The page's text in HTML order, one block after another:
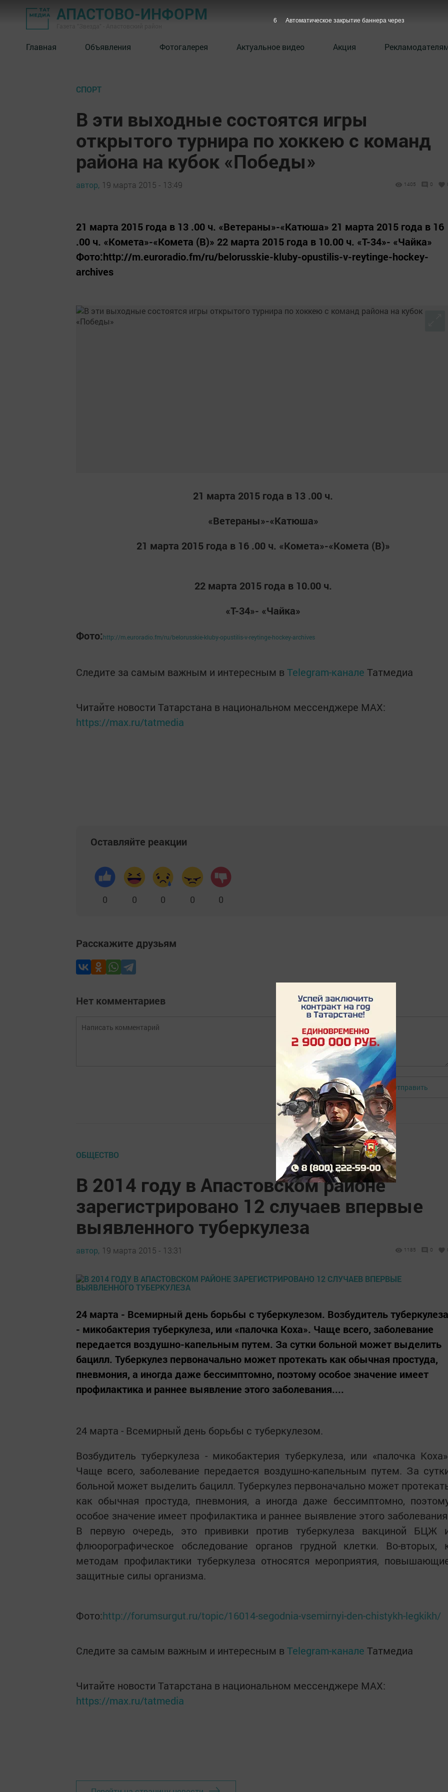
АПАСТОВО-ИНФОРМ
Главная Объявления Фотогалерея Актуальное видео Акция
СПОРТ
В эти выходные состоятся игры
открытого турнира по хоккею с команд
района на кубок «Победы»
автор, 19 марта 2015 - 13:49 1405 0
21 марта 2015 года в 13 .00 ч. «Ветераны»-«Катюша» 21 марта 2015 года в 16
.00 ч. «Комета»-«Комета (В)» 22 марта 2015 года в 10.00 ч. «Т-34»- «Чайка»
Фото:http://m.euroradio.fm/ru/belorusskie-kluby-opustilis-v-reytinge-hockey-
archives
21 марта 2015 года в 13 .00 ч.
«Ветераны»-«Катюша»
21 марта 2015 года в 16 .00 ч. «Комета»-«Комета (В)»
22 марта 2015 года в 10.00 ч.
«Т-34»- «Чайка»
Фото:http://m.euroradio.fm/ru/belorusskie-kluby-opustilis-v-reytinge-hockey-archives
Следите за самым важным и интересным в Telegram-канале Татмедиа
Читайте новости Татарстана в национальном мессенджере MАХ:
https://max.ru/tatmedia
Оставляйте реакции
0 0 0 0 0
Расскажите друзьям
Нет комментариев
Авторизоваться Отправить
ОБЩЕСТВО
В 2014 году в Апастовском районе
зарегистрировано 12 случаев впервые
выявленного туберкулеза
автор, 19 марта 2015 - 13:31 1185 0
24 марта - Всемирный день борьбы с туберкулезом. Возбудитель туберкулеза
- микобактерия туберкулеза, или «палочка Коха». Чаще всего, заболевание
передается воздушно-капельным путем. За сутки больной может выделить
бацилл. Туберкулез первоначально может протекать как обычная простуда,
пневмония, а иногда даже бессимптомно, поэтому особое значение имеет
профилактика и раннее выявление этого заболевания....
24 марта - Всемирный день борьбы с туберкулезом.
Возбудитель туберкулеза - микобактерия туберкулеза, или «палочка
Чаще всего, заболевание передается воздушно-капельным путем. За
больной может выделить бацилл. Туберкулез первоначально может
как обычная простуда, пневмония, а иногда даже бессимптомно,
особое значение имеет профилактика и раннее выявление этого
В первую очередь, это прививки против туберкулеза вакциной БЦЖ
флюорографическое обследование органов грудной клетки. Во-вторых,
методам профилактики туберкулеза относятся мероприятия,
защитные силы организма.
Фото:http://forumsurgut.ru/topic/16014-segodnia-vsemirnyi-den-chistykh-legkikh/
Следите за самым важным и интересным в Telegram-канале Татмедиа
Читайте новости Татарстана в национальном мессенджере MАХ:
https://max.ru/tatmedia
5 Автоматическое закрытие баннера через